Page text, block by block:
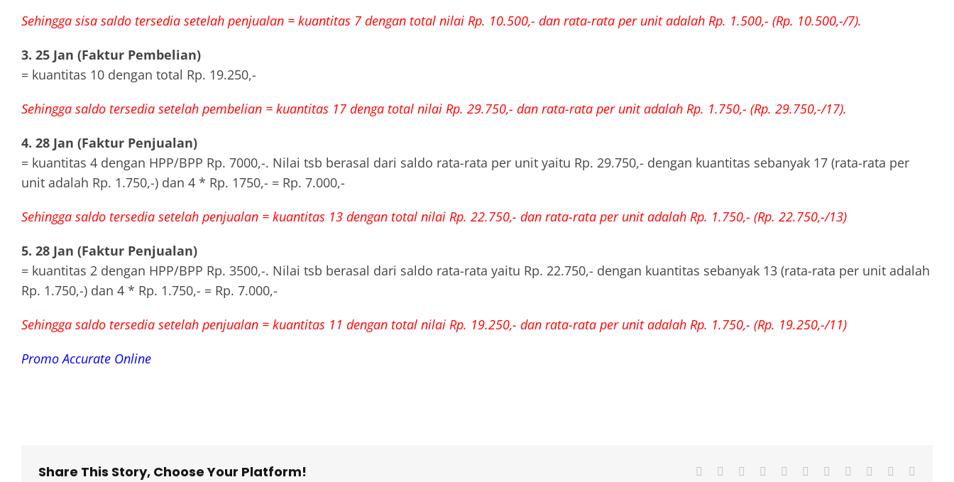
Sehingga sisa saldo tersedia setelah penjualan = kuantitas 7 dengan total nilai Rp. 10.500,- dan rata-rata per unit adalah Rp. 1.500,- (Rp. 10.500,-/7).
3. 25 Jan (Faktur Pembelian)
= kuantitas 10 dengan total Rp. 19.250,-
Sehingga saldo tersedia setelah pembelian = kuantitas 17 denga total nilai Rp. 29.750,- dan rata-rata per unit adalah Rp. 1.750,- (Rp. 29.750,-/17).
4. 28 Jan (Faktur Penjualan)
= kuantitas 4 dengan HPP/BPP Rp. 7000,-. Nilai tsb berasal dari saldo rata-rata per unit yaitu Rp. 29.750,- dengan kuantitas sebanyak 17 (rata-rata per
unit adalah Rp. 1.750,-) dan 4 * Rp. 1750,- = Rp. 7.000,-
Sehingga saldo tersedia setelah penjualan = kuantitas 13 dengan total nilai Rp. 22.750,- dan rata-rata per unit adalah Rp. 1.750,- (Rp. 22.750,-/13)
5. 28 Jan (Faktur Penjualan)
= kuantitas 2 dengan HPP/BPP Rp. 3500,-. Nilai tsb berasal dari saldo rata-rata yaitu Rp. 22.750,- dengan kuantitas sebanyak 13 (rata-rata per unit adalah
Rp. 1.750,-) dan 4 * Rp. 1.750,- = Rp. 7.000,-
Sehingga saldo tersedia setelah penjualan = kuantitas 11 dengan total nilai Rp. 19.250,- dan rata-rata per unit adalah Rp. 1.750,- (Rp. 19.250,-/11)
Promo Accurate Online
Share This Story, Choose Your Platform! Facebook Reddit LinkedInWhatsAppTelegram
TumblrPinterest Xing